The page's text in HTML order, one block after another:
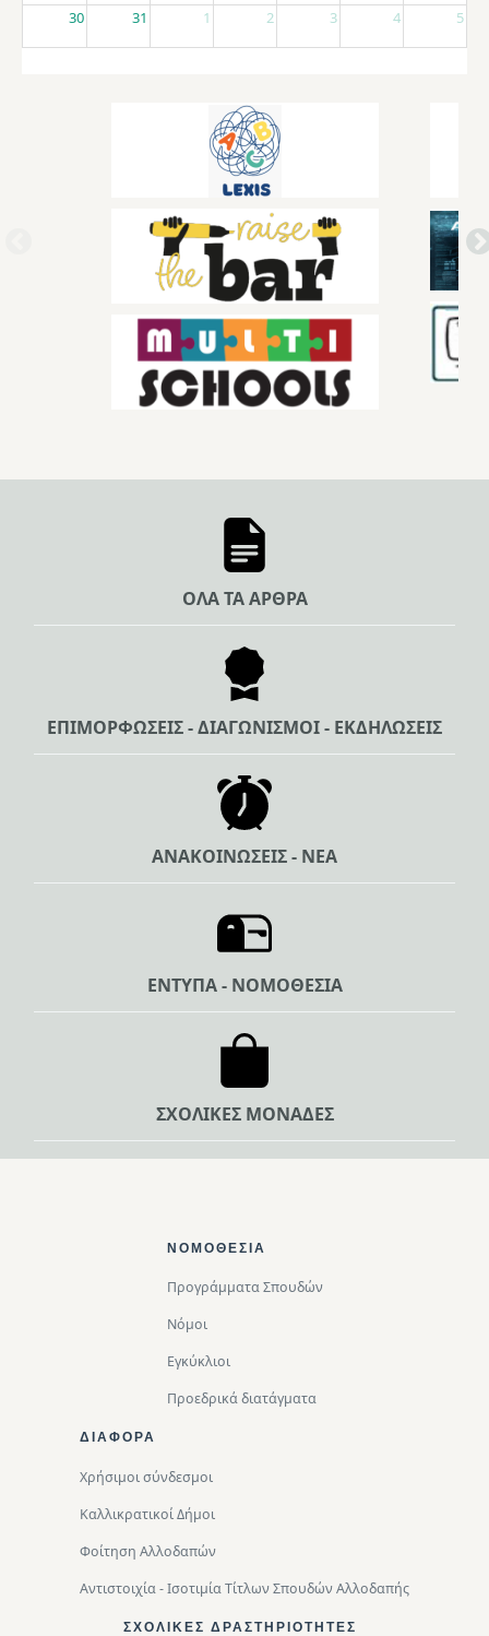
30 31 1 2 3 4 5
ΟΛΑ ΤΑ ΑΡΘΡΑ
ΕΠΙΜΟΡΦΩΣΕΙΣ - ΔΙΑΓΩΝΙΣΜΟΙ - ΕΚΔΗΛΩΣΕΙΣ
ΑΝΑΚΟΙΝΩΣΕΙΣ - ΝΕΑ
ΕΝΤΥΠΑ - ΝΟΜΟΘΕΣΙΑ
ΣΧΟΛΙΚΕΣ ΜΟΝΑΔΕΣ
ΝΟΜΟΘΕΣΊΑ
Προγράμματα Σπουδών
Νόμοι
Εγκύκλιοι
Προεδρικά διατάγματα
ΔΙΑΦΟΡΑ
Χρήσιμοι σύνδεσμοι
Καλλικρατικοί Δήμοι
Φοίτηση Αλλοδαπών
Αντιστοιχία - Ισοτιμία Τίτλων Σπουδών Αλλοδαπής
ΣΧΟΛΙΚΈΣ ΔΡΑΣΤΗΡΙΌΤΗΤΕΣ